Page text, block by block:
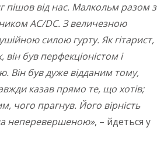
пішов від нас. Малкольм разом з
AC/DC. З величезною
силою гурту. Як гітарист,
він був перфекціоністом і
Він був дуже відданим тому,
казав прямо те, що хотів;
чого прагнув. Його вірність
неперевершеною», – йдеться у